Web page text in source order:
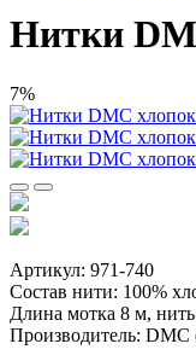
Нитки
7%
Артикул: 971-740
Состав нити: 100%
Длина мотка 8 м,
Производитель: